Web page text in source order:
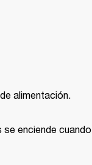
alimentación.
se enciende cuando